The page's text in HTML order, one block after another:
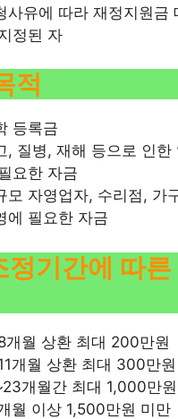
사유에 따라 재정지원금
정된 자
적
등록금
, 질병, 재해 등으로 인한
요한 자금
모 자영업자, 수리점, 가
에 필요한 자금
정기간에 따
개월 상환 최대 200만원
개월 상환 최대 300만원
개월간 최대 1,000만
월 이상 1,500만원 미만